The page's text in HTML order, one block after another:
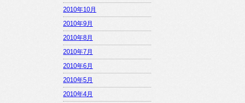
2010年10月
2010年9月
2010年8月
2010年7月
2010年6月
2010年5月
2010年4月